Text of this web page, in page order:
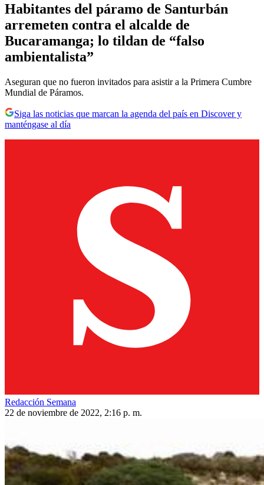
Habitantes del páramo de Santurbán
arremeten contra el alcalde de
Bucaramanga; lo tildan de “falso
ambientalista”
Aseguran que no fueron invitados para asistir a la Primera Cumbre
Mundial de Páramos.
Siga las noticias que marcan la agenda del país en Discover y
manténgase al día
Redacción Semana
22 de noviembre de 2022, 2:16 p. m.